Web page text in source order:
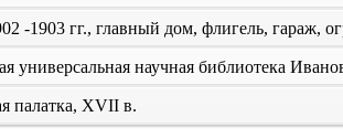
-1903 гг., главный дом, флигель, гараж,
универсальная научная библиотека
палатка, XVII в.